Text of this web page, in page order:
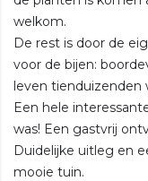
welkom.
De rest is door de
voor de bijen:
leven tienduizenden
Een hele
was! Een gastvrij
Duidelijke uitleg en
mooie tuin.